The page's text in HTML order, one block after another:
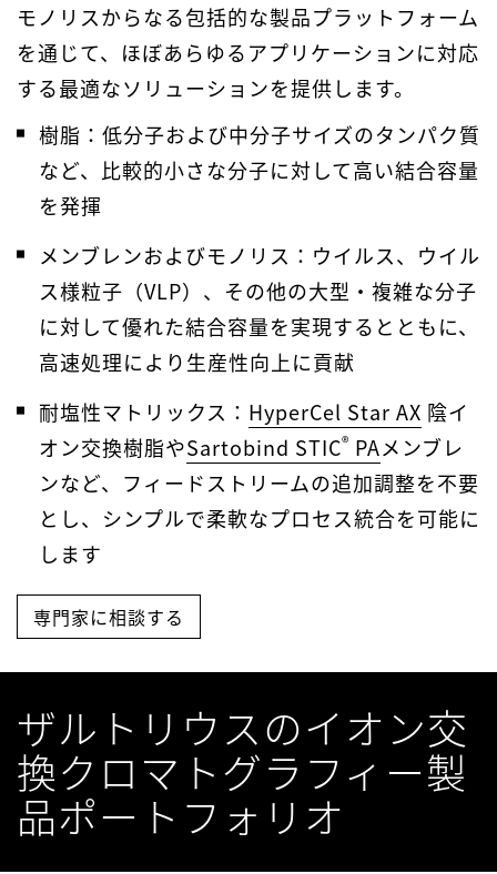
モノリスからなる包括的な製品プラットフォーム
を通じて、ほぼあらゆるアプリケーションに対応
する最適なソリューションを提供します。
樹脂：低分子および中分子サイズのタンパク質
など、比較的小さな分子に対して高い結合容量
を発揮
メンブレンおよびモノリス：ウイルス、ウイル
ス様粒子（VLP）、その他の大型・複雑な分子
に対して優れた結合容量を実現するとともに、
高速処理により生産性向上に貢献
耐塩性マトリックス： HyperCel Star AX 陰イ
オン交換樹脂やSartobind STIC® PAメンブレ
ンなど、フィードストリームの追加調整を不要
とし、シンプルで柔軟なプロセス統合を可能に
します
専門家に相談する
ザルトリウスのイオン交
換クロマトグラフィー製
品ポートフォリオ